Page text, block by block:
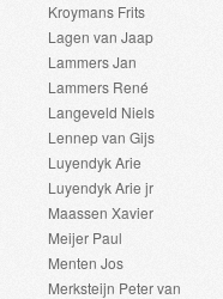
Kroymans Frits
Lagen van Jaap
Lammers Jan
Lammers René
Langeveld Niels
Lennep van Gijs
Luyendyk Arie
Luyendyk Arie jr
Maassen Xavier
Meijer Paul
Menten Jos
Merksteijn Peter van